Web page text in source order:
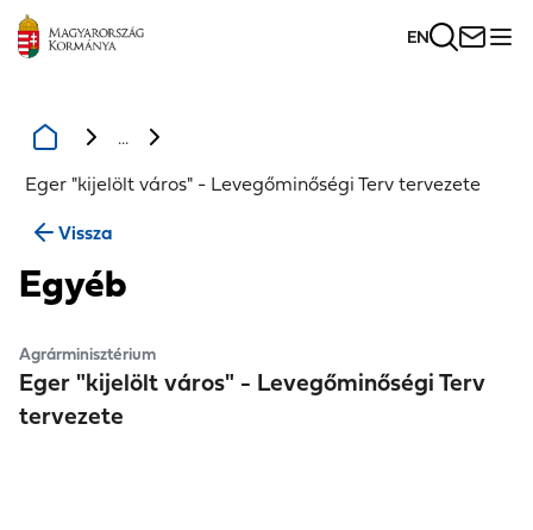
EN
...
Eger "kijelölt város" - Levegőminőségi Terv tervezete
Vissza
Egyéb
Agrárminisztérium
Eger "kijelölt város" - Levegőminőségi Terv
tervezete